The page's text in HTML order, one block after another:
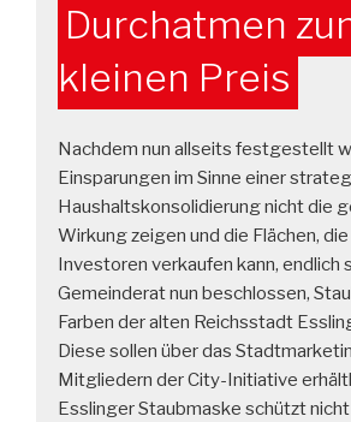
Durchatmen
kleinen Preis
Nachdem nun allseits festgestellt
Einsparungen im Sinne einer
Haushaltskonsolidierung nicht die
Wirkung zeigen und die Flächen,
Investoren verkaufen kann, endlich
Gemeinderat nun beschlossen,
Farben der alten Reichsstadt
Diese sollen über das
Mitgliedern der City-Initiative
Esslinger Staubmaske schützt